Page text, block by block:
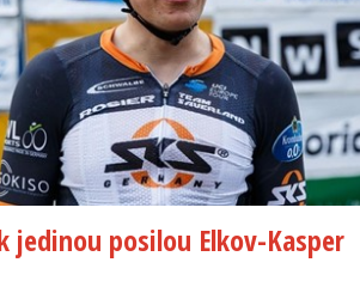
jedinou posilou Elkov-Kasper